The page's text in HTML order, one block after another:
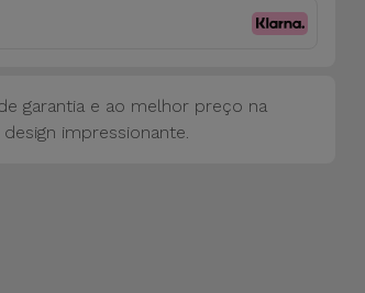
garantia e ao melhor preço na
impressionante.